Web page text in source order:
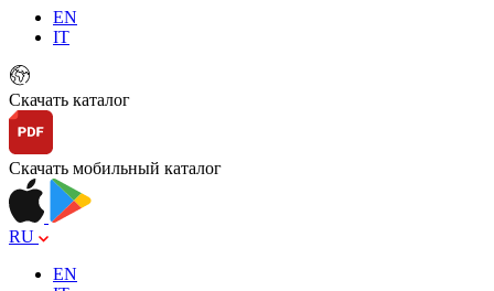
EN
IT
Скачать каталог
Скачать мобильный каталог
RU
EN